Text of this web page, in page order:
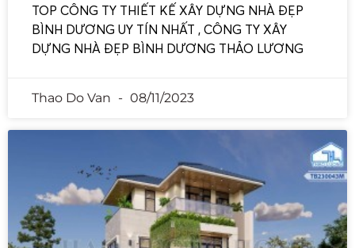
TOP CÔNG TY THIẾT KẾ XÂY DỰNG NHÀ ĐẸP
BÌNH DƯƠNG UY TÍN NHẤT , CÔNG TY XÂY
DỰNG NHÀ ĐẸP BÌNH DƯƠNG THẢO LƯƠNG
Thao Do Van 08/11/2023